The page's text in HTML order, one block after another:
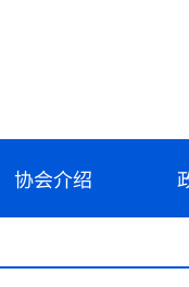
协会介绍